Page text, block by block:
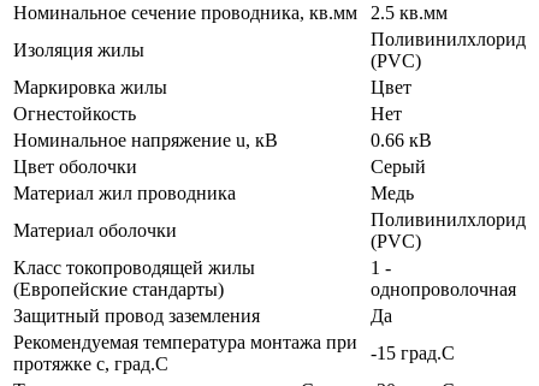
Номинальное сечение проводника, кв.мм
2.5 кв.мм
Изоляция жилы
Поливинилхлорид
(PVC)
Маркировка жилы
Цвет
Огнестойкость
Нет
Номинальное напряжение u, кВ
0.66 кВ
Цвет оболочки
Серый
Материал жил проводника
Медь
Материал оболочки
Поливинилхлорид
(PVC)
Класс токопроводящей жилы
(Европейские стандарты)
1 -
однопроволочная
Защитный провод заземления
Да
Рекомендуемая температура монтажа при
протяжке с, град.C
-15 град.C